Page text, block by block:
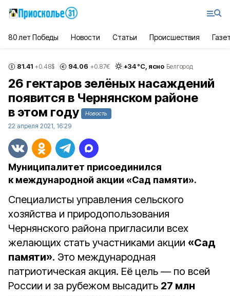
80 лет Победы Новости Статьи Происшествия
81.41 +0.48$ 94.06 +0.87€ +34°С, ясно Белгород
26 гектаров зелёных насаждений
появится в Чернянском районе
в этом году
Новость
22 апреля 2021, 16:29
Муниципалитет присоединился
к международной акции «Сад памяти».
Специалисты управления сельского
хозяйства и природопользования
Чернянского района пригласили всех
желающих стать участниками акции «Сад
памяти». Это международная
патриотическая акция. Её цель — по всей
России и за рубежом высадить 27 млн